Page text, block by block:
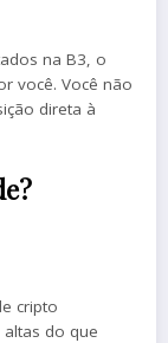
na B3, o
você. Você não
direta à
cripto
do que